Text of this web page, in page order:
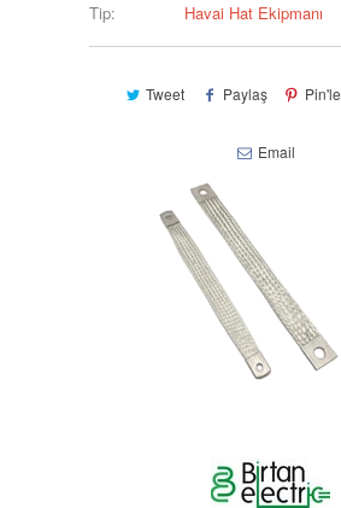
Tip:
Havai Hat Ekipmanı
Tweet Paylaş Pin'le
Email